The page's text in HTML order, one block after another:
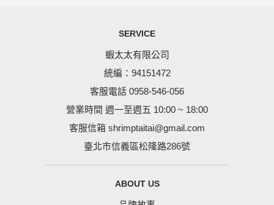
SERVICE
蝦太太有限公司
統編：94151472
客服電話 0958-546-056
營業時間 週一至週五 10:00 ~ 18:00
客服信箱 shrimptaitai@gmail.com
臺北市信義區松隆路286號
ABOUT US